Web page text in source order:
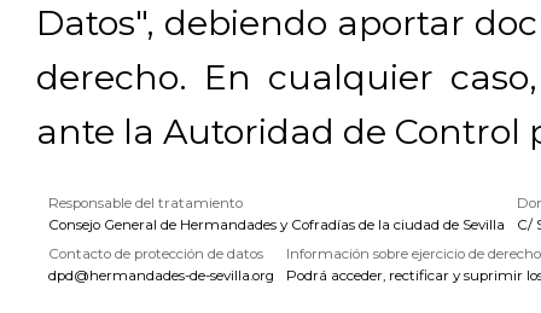
Datos", debiendo aportar
derecho. En cualquier
ante la Autoridad de Control
Responsable del tratamiento
Consejo General de Hermandades y Cofradías de la ciudad de Sevilla
C/
Contacto de protección de datos
dpd@hermandades-de-sevilla.org
Información sobre ejercicio de
Podrá acceder, rectificar y suprimir